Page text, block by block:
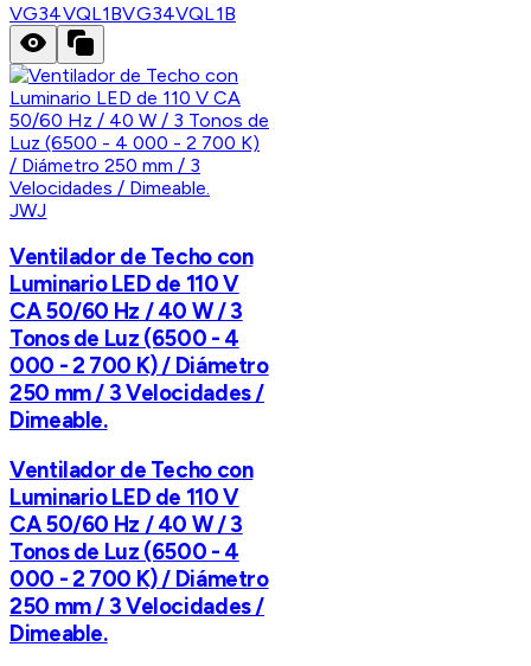
VG34VQL1BVG34VQL1B
JWJ
Ventilador de Techo con
Luminario LED de 110 V
CA 50/60 Hz / 40 W / 3
Tonos de Luz (6500 - 4
000 - 2 700 K) / Diámetro
250 mm / 3 Velocidades /
Dimeable.
Ventilador de Techo con
Luminario LED de 110 V
CA 50/60 Hz / 40 W / 3
Tonos de Luz (6500 - 4
000 - 2 700 K) / Diámetro
250 mm / 3 Velocidades /
Dimeable.